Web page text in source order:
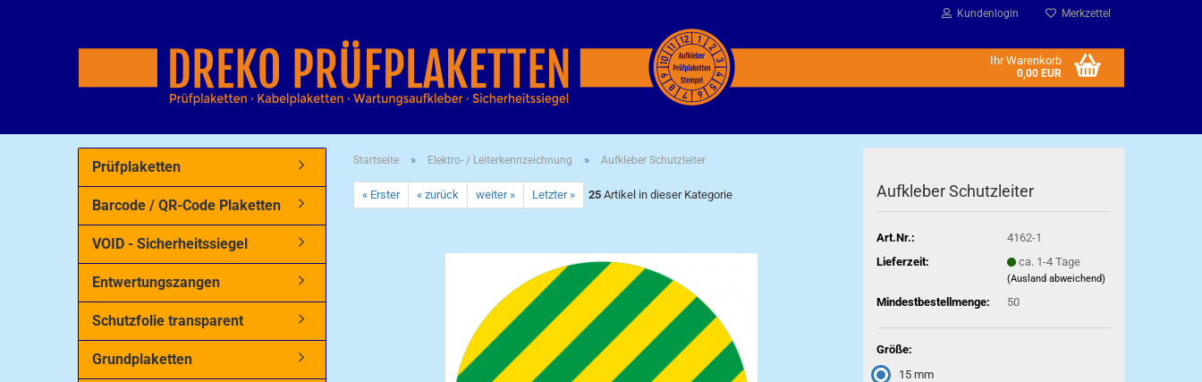
Kundenlogin Merkzettel
Ihr Warenkorb
0,00 EUR
Startseite » Elektro- / Leiterkennzeichnung » Aufkleber Schutzleiter
« Erster « zurück weiter » Letzter » 25Artikel in dieser Kategorie Aufkleber Schutzleiter
Art.Nr.:
4162-1
Lieferzeit:
ca. 1-4 Tage
(Ausland abweichend)
Mindestbestellmenge: 50
Größe:
15 mm
Prüfplaketten
Barcode / QR-Code Plaketten
VOID - Sicherheitssiegel
Entwertungszangen
Schutzfolie transparent
Grundplaketten